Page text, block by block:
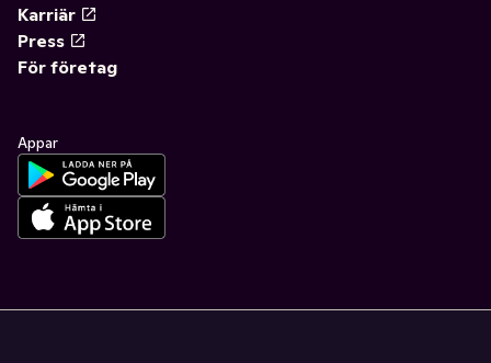
Karriär
Press
För företag
Appar